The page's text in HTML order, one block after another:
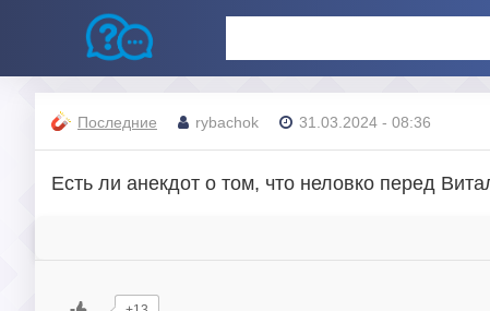
Последние rybachok 31.03.2024 - 08:36
Есть ли анекдот о том, что неловко перед